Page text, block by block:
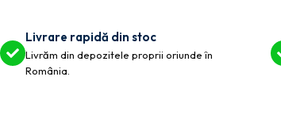
Livrare rapidă din stoc
Livrăm din depozitele proprii oriunde în
România.